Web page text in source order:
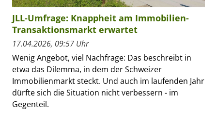
JLL-Umfrage: Knappheit am Immobilien-
Transaktionsmarkt erwartet
17.04.2026, 09:57 Uhr
Wenig Angebot, viel Nachfrage: Das beschreibt in
etwa das Dilemma, in dem der Schweizer
Immobilienmarkt steckt. Und auch im laufenden Jahr
dürfte sich die Situation nicht verbessern - im
Gegenteil.